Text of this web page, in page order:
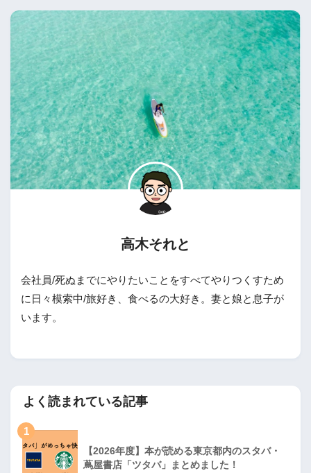
高木それと
会社員/死ぬまでにやりたいことをすべてやりつくすため
に日々模索中/旅好き、食べるの大好き。妻と娘と息子が
います。
よく読まれている記事
1
【2026年度】本が読める東京都内のスタバ・
蔦屋書店「ツタバ」まとめました！